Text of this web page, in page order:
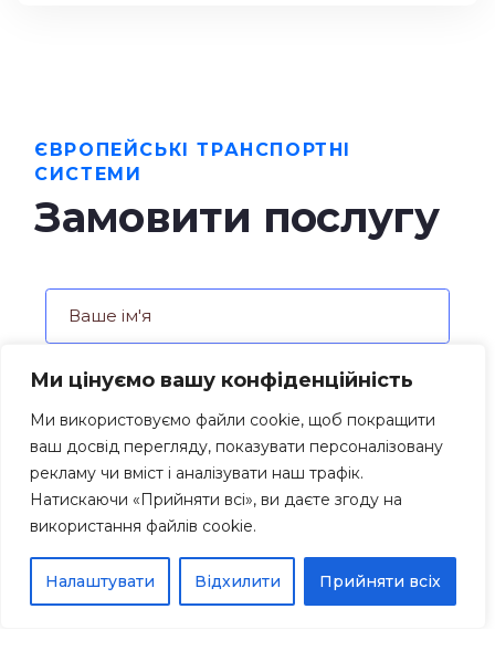
Ми цінуємо вашу конфіденційність
Ми використовуємо файли cookie, щоб покращити
ваш досвід перегляду, показувати персоналізовану
рекламу чи вміст і аналізувати наш трафік.
Натискаючи «Прийняти всі», ви даєте згоду на
використання файлів cookie.
Налаштувати Відхилити Прийняти всіх
ЄВРОПЕЙСЬКІ ТРАНСПОРТНІ
СИСТЕМИ
Замовити послугу